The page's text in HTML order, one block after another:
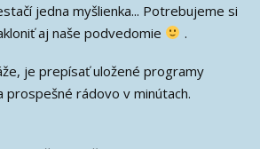
jedna myšlienka... Potrebujeme si
aj naše podvedomie
.
je prepísať uložené programy
prospešné rádovo v minútach.